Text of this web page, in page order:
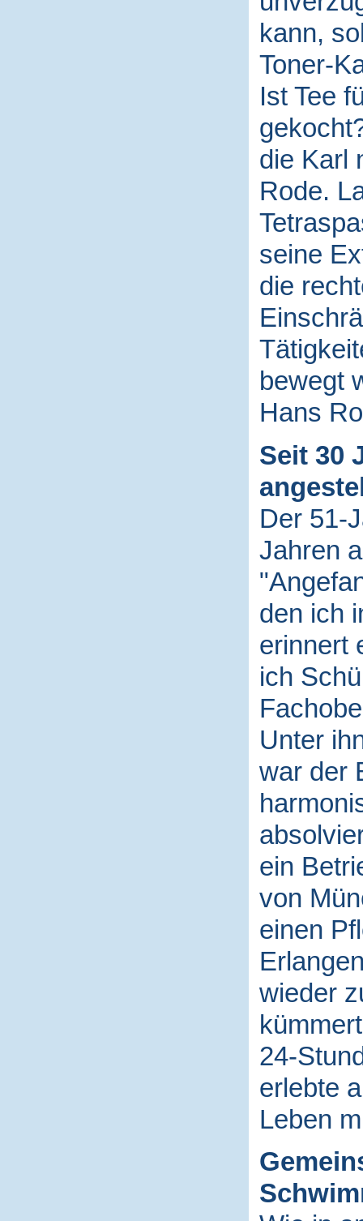
kann,
Toner-
Ist Tee
die Karl
Rode.
seine
die
bewegt
Hans
Seit 30
Der 51-
Jahren
den ich
erinnert
ich
Unter
war der
ein
von
einen
wieder
24-
erlebte
Leben